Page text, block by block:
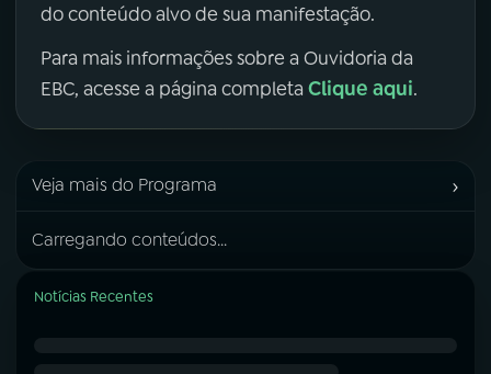
do conteúdo alvo de sua manifestação.
Para mais informações sobre a Ouvidoria da
EBC, acesse a página completa Clique aqui.
Veja mais do Programa ›
Carregando conteúdos...
Notícias Recentes